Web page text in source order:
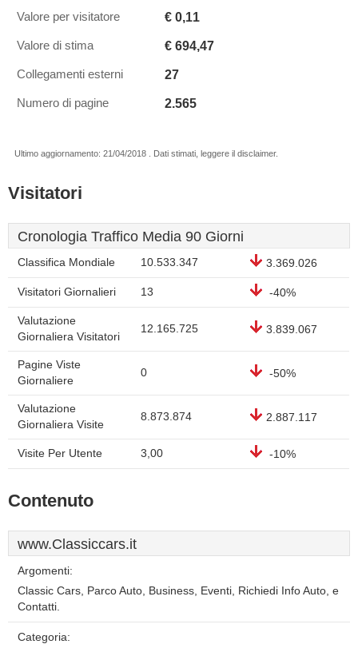
Valore per visitatore € 0,11
Valore di stima € 694,47
Collegamenti esterni 27
Numero di pagine 2.565
Ultimo aggiornamento: 21/04/2018 . Dati stimati, leggere il disclaimer.
Visitatori
Cronologia Traffico Media 90 Giorni
Classifica Mondiale 10.533.347 3.369.026
Visitatori Giornalieri 13 -40%
Valutazione
Giornaliera Visitatori
12.165.725 3.839.067
Pagine Viste
Giornaliere
0 -50%
Valutazione
Giornaliera Visite
8.873.874 2.887.117
Visite Per Utente 3,00 -10%
Contenuto
www.Classiccars.it
Argomenti:
Classic Cars, Parco Auto, Business, Eventi, Richiedi Info Auto, e
Contatti.
Categoria: